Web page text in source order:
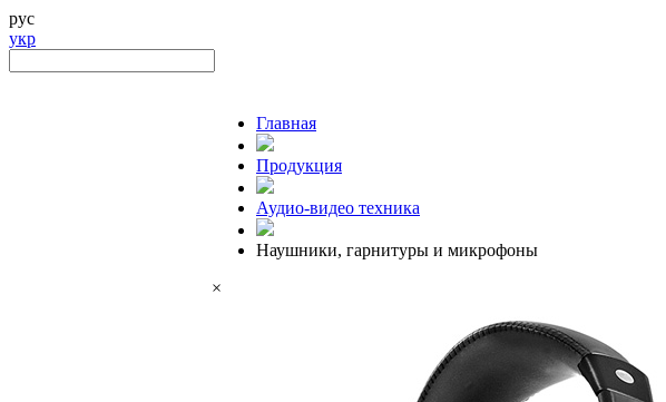
рус
укр
Главная
Продукция
Аудио-видео техника
Наушники, гарнитуры и микрофоны
×